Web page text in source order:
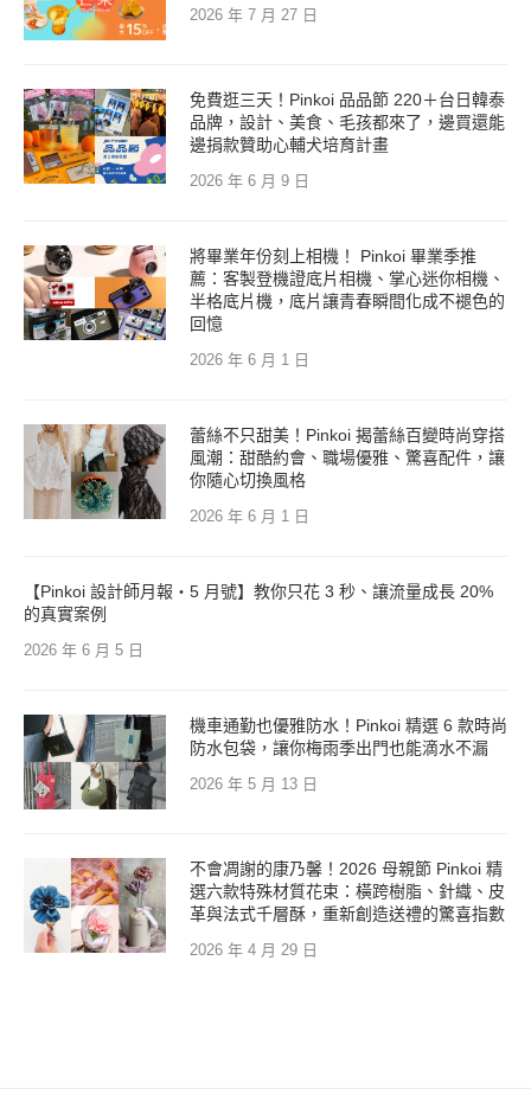
2026 年 7 月 27 日
免費逛三天！Pinkoi 品品節 220＋台日韓泰
品牌，設計、美食、毛孩都來了，邊買還能
邊捐款贊助心輔犬培育計畫
2026 年 6 月 9 日
將畢業年份刻上相機！ Pinkoi 畢業季推
薦：客製登機證底片相機、掌心迷你相機、
半格底片機，底片讓青春瞬間化成不褪色的
回憶
2026 年 6 月 1 日
蕾絲不只甜美！Pinkoi 揭蕾絲百變時尚穿搭
風潮：甜酷約會、職場優雅、驚喜配件，讓
你隨心切換風格
2026 年 6 月 1 日
【Pinkoi 設計師月報・5 月號】教你只花 3 秒、讓流量成長 20%
的真實案例
2026 年 6 月 5 日
機車通勤也優雅防水！Pinkoi 精選 6 款時尚
防水包袋，讓你梅雨季出門也能滴水不漏
2026 年 5 月 13 日
不會凋謝的康乃馨！2026 母親節 Pinkoi 精
選六款特殊材質花束：橫跨樹脂、針織、皮
革與法式千層酥，重新創造送禮的驚喜指數
2026 年 4 月 29 日